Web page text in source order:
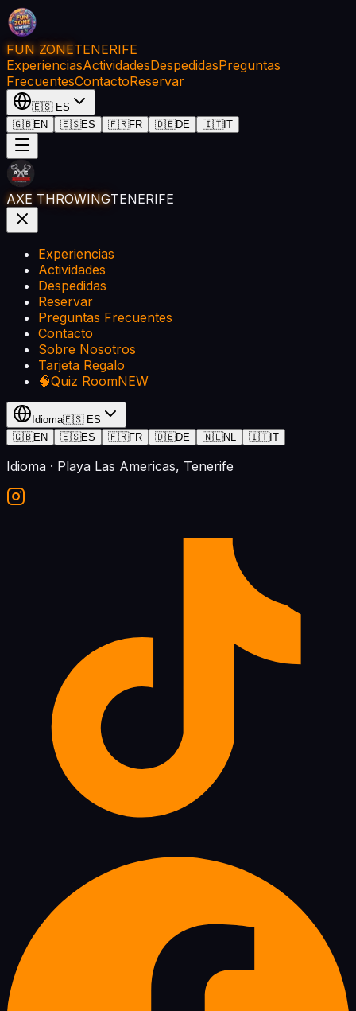
FUN ZONETENERIFE
ExperienciasActividadesDespedidasPreguntas
FrecuentesContactoReservar
🇪🇸 ES
🇬🇧EN 🇪🇸ES 🇫🇷FR 🇩🇪DE 🇮🇹IT
AXE THROWINGTENERIFE
Experiencias
Actividades
Despedidas
Reservar
Preguntas Frecuentes
Contacto
Sobre Nosotros
Tarjeta Regalo
🧠Quiz RoomNEW
Idioma🇪🇸 ES
🇬🇧EN 🇪🇸ES 🇫🇷FR 🇩🇪DE 🇳🇱NL 🇮🇹IT
Idioma · Playa Las Americas, Tenerife